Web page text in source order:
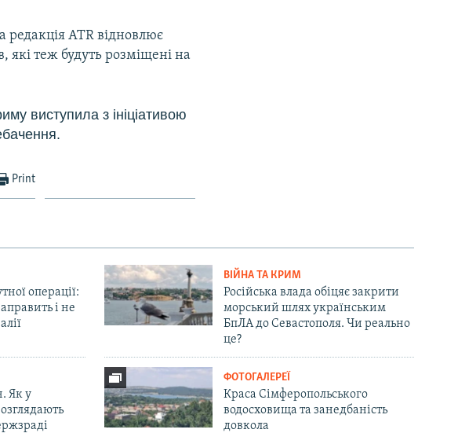
редакція АТR відновлює
які теж будуть розміщені на
виступила з ініціативою
Print
операції:
і не
ВІЙНА ТА КРИМ
Російська влада обіцяє закрити
морський шлях українським
БпЛА до Севастополя. Чи реально
це?
Як у
ФОТОГАЛЕРЕЇ
Краса Сімферопольського
водосховища та занедбаність
довкола